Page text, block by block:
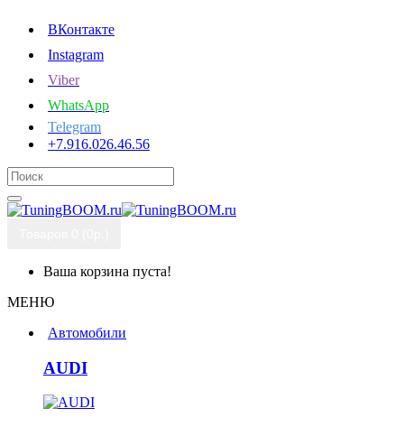
ВКонтакте
Instagram
Viber
WhatsApp
Telegram
+7.916.026.46.56
Ваша корзина пуста!
МЕНЮ
Автомобили
AUDI